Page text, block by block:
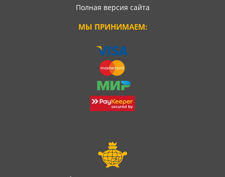
Полная версия сайта
МЫ ПРИНИМАЕМ: